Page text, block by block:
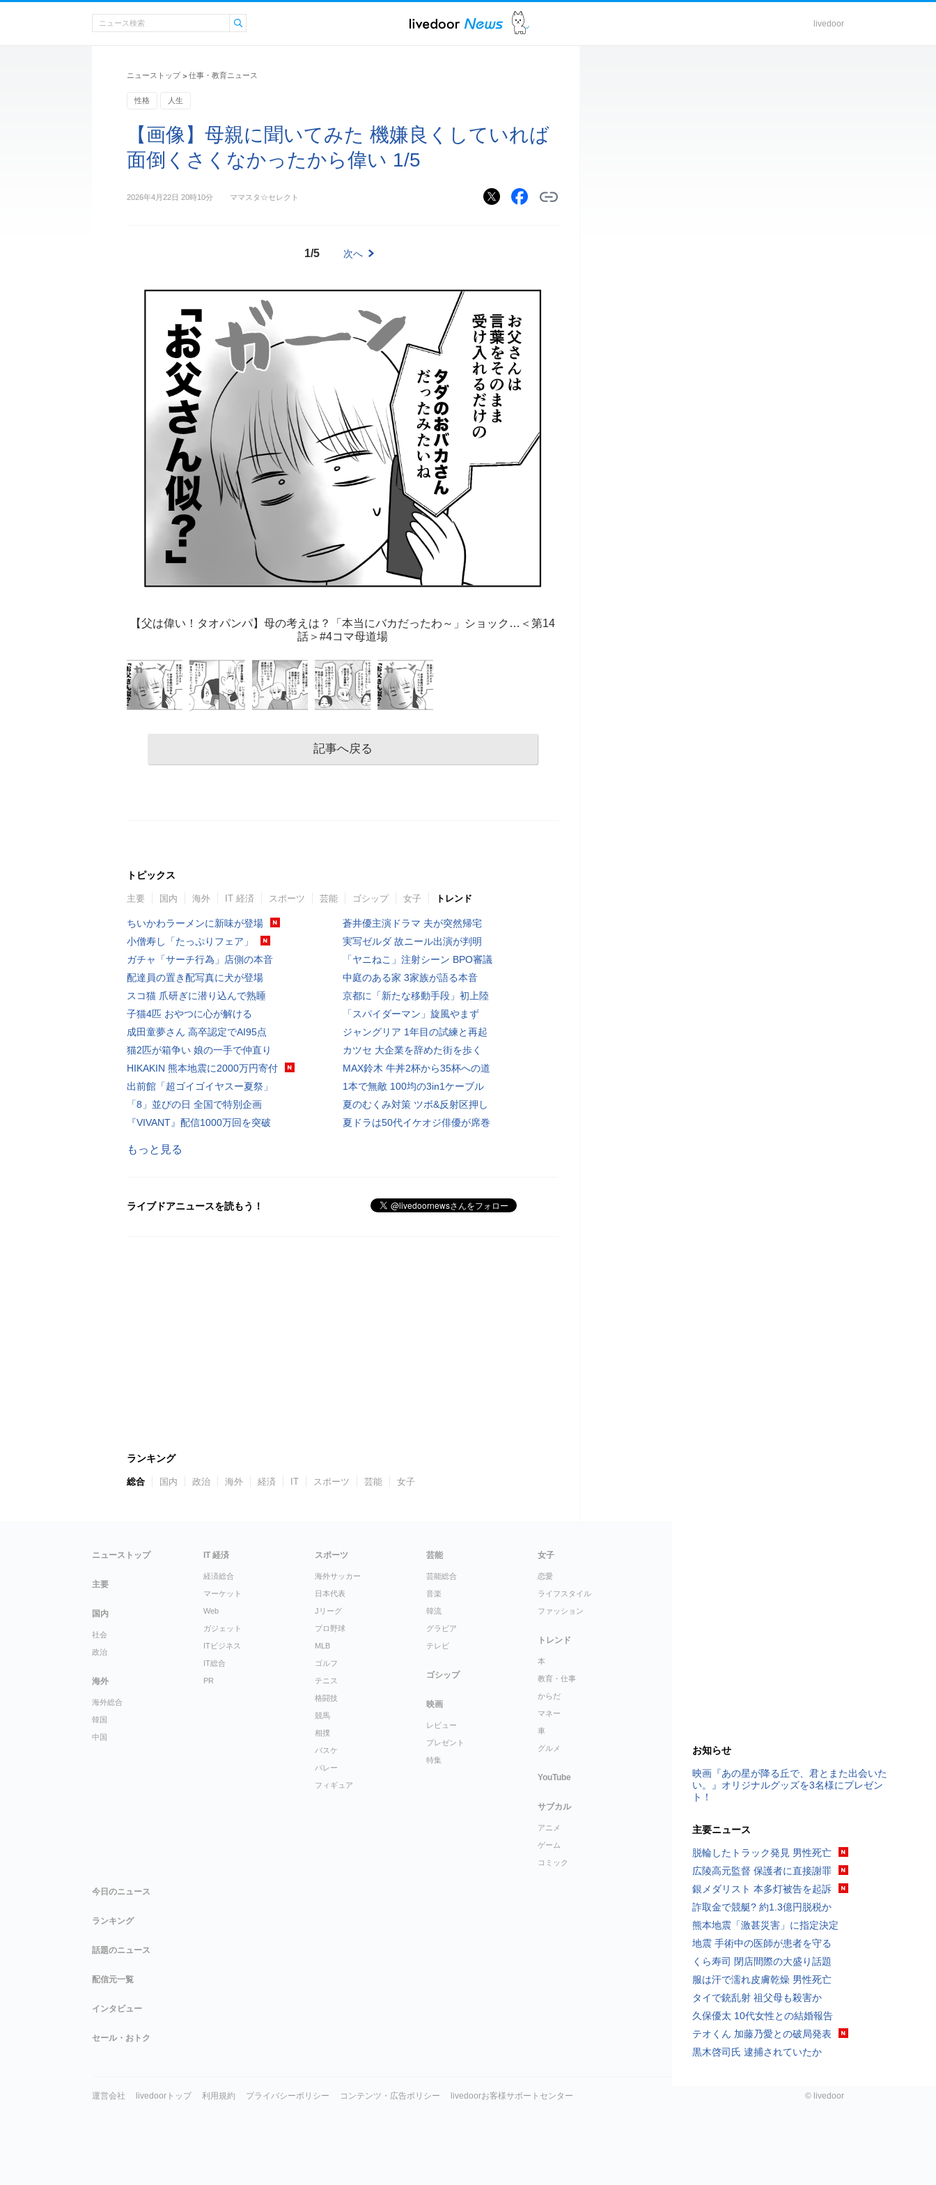
livedoor
ニューストップ > 仕事・教育ニュース
性格 人生
【画像】母親に聞いてみた 機嫌良くしていれば
面倒くさくなかったから偉い 1/5
2026年4月22日 20時10分 ママスタ☆セレクト
1/5 次へ
【父は偉い！タオパンパ】母の考えは？「本当にバカだったわ～」ショック…＜第14
話＞#4コマ母道場
記事へ戻る
トピックス
主要 国内 海外 IT 経済 スポーツ 芸能 ゴシップ 女子 トレンド
ちいかわラーメンに新味が登場
小僧寿し「たっぷりフェア」
ガチャ「サーチ行為」店側の本音
配達員の置き配写真に犬が登場
スコ猫 爪研ぎに潜り込んで熟睡
子猫4匹 おやつに心が解ける
成田童夢さん 高卒認定でAI95点
猫2匹が箱争い 娘の一手で仲直り
HIKAKIN 熊本地震に2000万円寄付
出前館「超ゴイゴイヤスー夏祭」
「8」並びの日 全国で特別企画
『VIVANT』配信1000万回を突破
蒼井優主演ドラマ 夫が突然帰宅
実写ゼルダ 故ニール出演が判明
「ヤニねこ」注射シーン BPO審議
中庭のある家 3家族が語る本音
京都に「新たな移動手段」初上陸
「スパイダーマン」旋風やまず
ジャングリア 1年目の試練と再起
カツセ 大企業を辞めた街を歩く
MAX鈴木 牛丼2杯から35杯への道
1本で無敵 100均の3in1ケーブル
夏のむくみ対策 ツボ&反射区押し
夏ドラは50代イケオジ俳優が席巻
もっと見る
ライブドアニュースを読もう！
ランキング
総合 国内 政治 海外 経済 IT スポーツ 芸能 女子
お知らせ
映画『あの星が降る丘で、君とまた出会いた
い。』オリジナルグッズを3名様にプレゼン
ト！
主要ニュース
脱輪したトラック発見 男性死亡
広陵高元監督 保護者に直接謝罪
銀メダリスト 本多灯被告を起訴
詐取金で競艇? 約1.3億円脱税か
熊本地震「激甚災害」に指定決定
地震 手術中の医師が患者を守る
くら寿司 閉店間際の大盛り話題
服は汗で濡れ皮膚乾燥 男性死亡
タイで銃乱射 祖父母も殺害か
久保優太 10代女性との結婚報告
テオくん 加藤乃愛との破局発表
黒木啓司氏 逮捕されていたか
ニューストップ
主要
国内
社会
政治
海外
海外総合
韓国
中国
IT 経済
経済総合
マーケット
Web
ガジェット
ITビジネス
IT総合
PR
スポーツ
海外サッカー
日本代表
Jリーグ
プロ野球
MLB
ゴルフ
テニス
格闘技
競馬
相撲
バスケ
バレー
フィギュア
芸能
芸能総合
音楽
韓流
グラビア
テレビ
ゴシップ
映画
レビュー
プレゼント
特集
女子
恋愛
ライフスタイル
ファッション
トレンド
本
教育・仕事
からだ
マネー
車
グルメ
YouTube
サブカル
アニメ
ゲーム
コミック
今日のニュース
ランキング
話題のニュース
配信元一覧
インタビュー
セール・おトク
運営会社 livedoorトップ 利用規約 プライバシーポリシー コンテンツ・広告ポリシー livedoorお客様サポートセンター © livedoor